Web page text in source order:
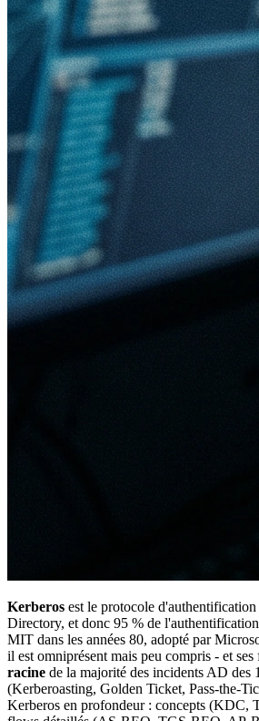
Kerberos est le protocole
Directory, et donc 95 % de
MIT dans les années 80, adopté par
il est omniprésent mais peu compris - et ses
racine de la majorité des incidents AD des
(Kerberoasting, Golden Ticket, Pass-the-
Kerberos en profondeur : concepts (KDC,